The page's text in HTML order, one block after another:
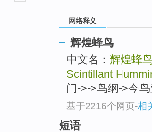
网络释义
辉煌蜂鸟
中文名： 辉煌蜂鸟
Scintillant
门->->鸟纲->今
基于2216个网页-相
短语